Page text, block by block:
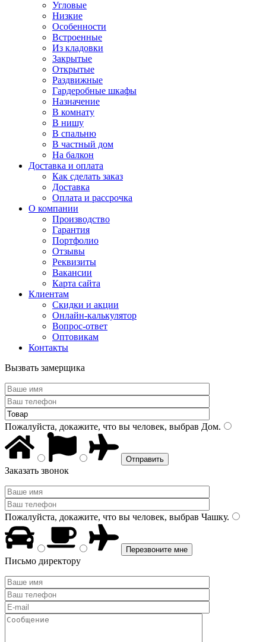
Угловые
Низкие
Особенности
Встроенные
Из кладовки
Закрытые
Открытые
Раздвижные
Гардеробные шкафы
Назначение
В комнату
В нишу
В спальню
В частный дом
На балкон
Доставка и оплата
Как сделать заказ
Доставка
Оплата и рассрочка
О компании
Производство
Гарантия
Портфолио
Отзывы
Реквизиты
Вакансии
Карта сайта
Клиентам
Скидки и акции
Онлайн-калькулятор
Вопрос-ответ
Оптовикам
Контакты
Вызвать замерщика
Пожалуйста, докажите, что вы человек, выбрав Дом.
Заказать звонок
Пожалуйста, докажите, что вы человек, выбрав Чашку.
Письмо директору